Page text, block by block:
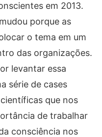
em 2013.
porque as
o tema em um
das organizações.
levantar essa
série de cases
que nos
de trabalhar
consciência nos